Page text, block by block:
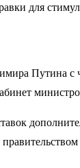
для
Путина с